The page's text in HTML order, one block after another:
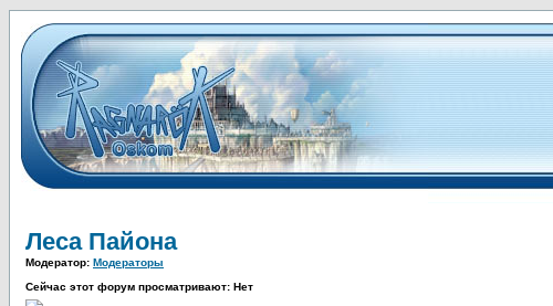
Леса Пайона
Модератор: Модераторы
Сейчас этот форум просматривают: Нет